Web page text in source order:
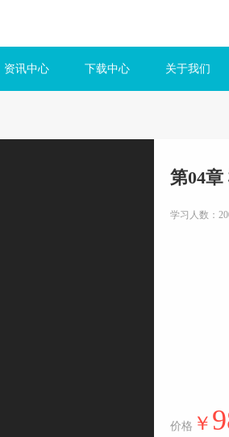
资讯中心 下载中心 关于我们
第04
学习人数：
价格 ￥